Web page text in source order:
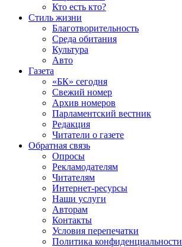
Кто есть кто?
Стиль жизни
Благотворительность
Среда обитания
Культура
Авто
Газета
«БК» сегодня
Свежий номер
Архив номеров
Парламентский вестник
Редакция
Читатели о газете
Обратная связь
Опросы
Рекламодателям
Читателям
Интернет-ресурсы
Наши услуги
Авторам
Контакты
Условия перепечатки
Политика конфиденциальности